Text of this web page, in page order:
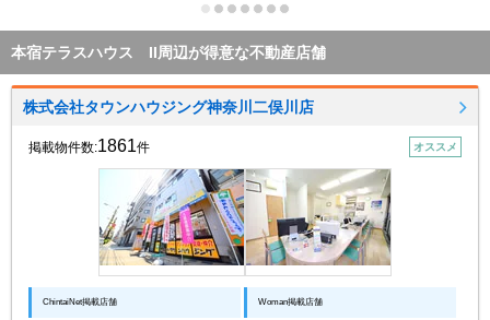
本宿テラスハウス II周辺が得意な不動産店舗
株式会社タウンハウジング神奈川二俣川店
掲載物件数:1861件 オススメ
ChintaiNet掲載店舗 Woman掲載店舗